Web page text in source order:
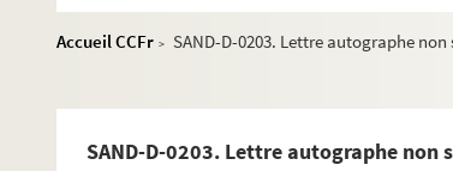
Accueil CCFr > SAND-D-0203. Lettre autographe
SAND-D-0203. Lettre autographe non